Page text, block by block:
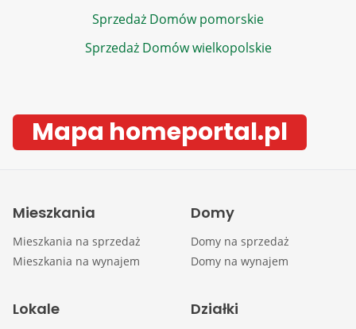
Sprzedaż Domów pomorskie
Sprzedaż Domów wielkopolskie
Mapa homeportal.pl
Mieszkania
Mieszkania na sprzedaż
Mieszkania na wynajem
Domy
Domy na sprzedaż
Domy na wynajem
Lokale Działki